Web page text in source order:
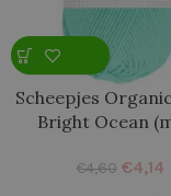
Scheepjes
Bright Ocean
€4,60 €4,14